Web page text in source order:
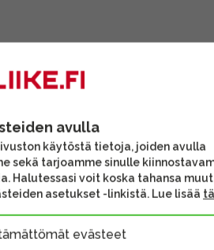
avulla
käytöstä tietoja, joiden avulla
sekä tarjoamme sinulle
Halutessasi voit koska tahansa
asetukset -linkistä. Lue lisää
evästeet